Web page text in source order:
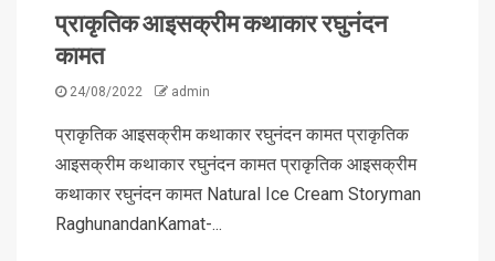
प्राकृतिक आइसक्रीम कथाकार रघुनंदन
कामत
24/08/2022 admin
प्राकृतिक आइसक्रीम कथाकार रघुनंदन कामत प्राकृतिक
आइसक्रीम कथाकार रघुनंदन कामत प्राकृतिक आइसक्रीम
कथाकार रघुनंदन कामत Natural Ice Cream Storyman
RaghunandanKamat-...